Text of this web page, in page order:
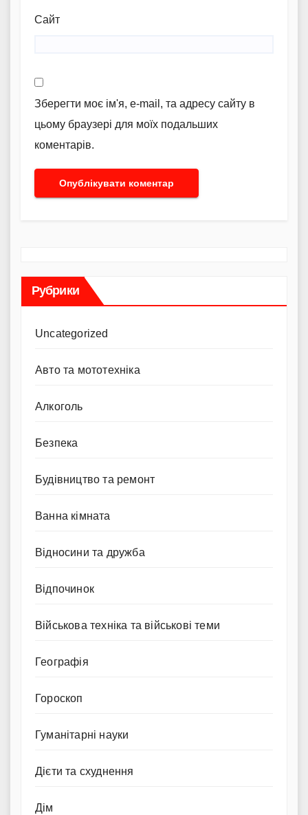
Сайт
Зберегти моє ім'я, e-mail, та адресу сайту в
цьому браузері для моїх подальших
коментарів.
Рубрики
Uncategorized
Авто та мототехніка
Алкоголь
Безпека
Будівництво та ремонт
Ванна кімната
Відносини та дружба
Відпочинок
Військова техніка та військові теми
Географія
Гороскоп
Гуманітарні науки
Дієти та схуднення
Дім